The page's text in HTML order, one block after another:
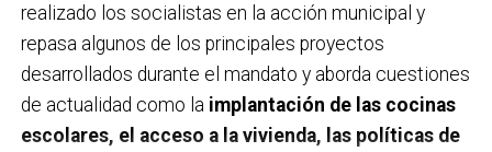
realizado los socialistas en la acción municipal y
repasa algunos de los principales proyectos
desarrollados durante el mandato y aborda cuestiones
de actualidad como la implantación de las cocinas
escolares, el acceso a la vivienda, las políticas de